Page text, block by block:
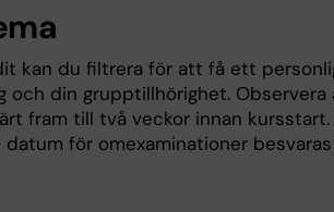
kan du filtrera för att få ett
och din grupptillhörighet.
fram till två veckor innan kursstart.
datum för omexaminationer